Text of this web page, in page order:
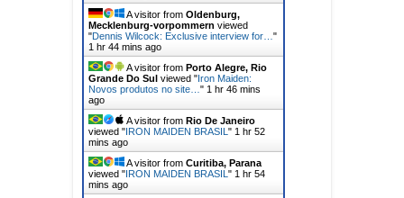
A visitor from Oldenburg,
Mecklenburg-vorpommern viewed
"Dennis Wilcock: Exclusive interview for… "
1 hr 44 mins ago
A visitor from Porto Alegre, Rio
Grande Do Sul viewed "Iron Maiden:
Novos produtos no site… " 1 hr 46 mins
ago
A visitor from Rio De Janeiro
viewed "IRON MAIDEN BRASIL " 1 hr 52
mins ago
A visitor from Curitiba, Parana
viewed "IRON MAIDEN BRASIL " 1 hr 54
mins ago